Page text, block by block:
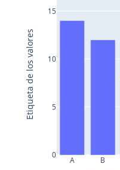
A B
0
5
10
15
Etiqueta de los valores